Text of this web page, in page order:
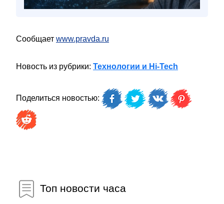
Сообщает www.pravda.ru
Новость из рубрики: Технологии и Hi-Tech
Поделиться новостью:
Топ новости часа